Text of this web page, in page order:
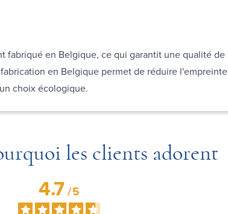
fabriqué en Belgique, ce qui garantit une qualité de
en Belgique permet de réduire l'empreinte
choix écologique.
les clients adorent
4.7/5